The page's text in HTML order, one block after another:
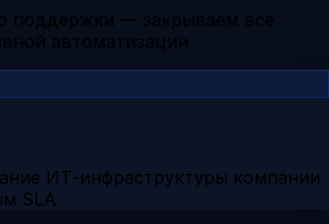
поддержки — закрываем все
автоматизации
ИТ-инфраструктуры компании
SLA